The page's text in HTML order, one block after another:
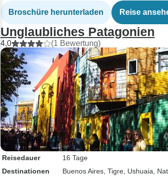
Broschüre herunterladen Reise
Unglaubliches Patagonien
4,0 (1 Bewertung)
Reisedauer
16 Tage
Destinationen
Buenos Aires , Tigre , Ushuaia ,